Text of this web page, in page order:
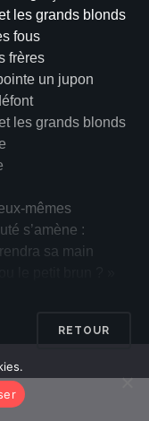
les grands blonds
fous
frères
un jupon
les grands blonds
mêmes
s’amène :
sa main
chacun
petits bruns
RETOUR